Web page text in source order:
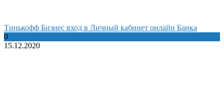
Тинькофф Бизнес вход в Личный кабинет онлайн Банка
0
15.12.2020